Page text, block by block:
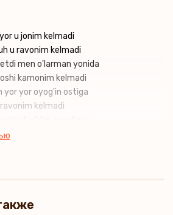
u jonim kelmadi
u ravonim kelmadi
men o'larman yonida
kamonim kelmadi
yor yor oyog'in ostiga
kelmadi
zabonim kelmadi